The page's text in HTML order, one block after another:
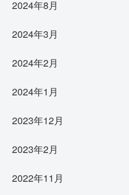
2024年8月
2024年3月
2024年2月
2024年1月
2023年12月
2023年2月
2022年11月